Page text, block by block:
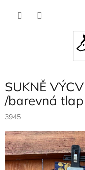
SUKNĚ
/barevná
3945